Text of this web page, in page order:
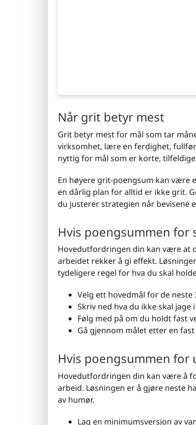
Når grit betyr mest
Grit betyr mest for mål som tar
virksomhet, lære en ferdighet,
nyttig for mål som er korte,
En høyere grit-poengsum kan være
en dårlig plan for alltid er ikke grit.
du justerer strategien når bevisene
Hvis poengsummen for
Hovedutfordringen din kan være at
arbeidet rekker å gi effekt.
tydeligere regel for hva du skal
Velg ett hovedmål for de neste
Skriv ned hva du ikke skal jage
Følg med på om du holdt fast
Gå gjennom målet etter en
Hvis poengsummen for
Hovedutfordringen din kan være å
arbeid. Løsningen er å gjøre neste
av humør.
Lag en minimumsversjon av